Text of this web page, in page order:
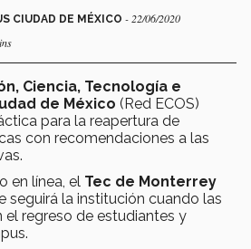
CIUDAD DE MÉXICO - 22/06/2020
Ciencia, Tecnología e
de México (Red ECOS)
para la reapertura de
con recomendaciones a las
en línea, el Tec de Monterrey
seguirá la institución cuando las
regreso de estudiantes y